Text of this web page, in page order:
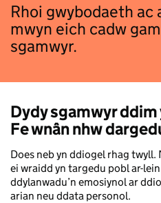
Rhoi gwybodaeth ac
mwyn eich cadw
sgamwyr.
Dydy sgamwyr
Fe wnân nhw
Does neb yn ddiogel rhag twyll.
ei wraidd yn targedu pobl ar-
ddylanwadu’n emosiynol ar
arian neu ddata personol.